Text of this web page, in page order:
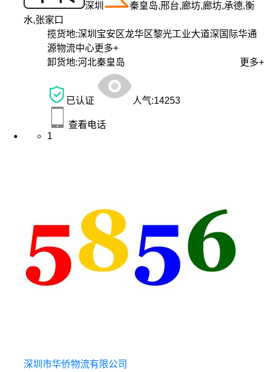
深圳
秦皇岛,邢台,廊坊,廊坊,承德,衡
水,张家口
揽货地:深圳宝安区龙华区黎光工业大道深国际华通
源物流中心更多+
卸货地:河北秦皇岛 更多+
已认证 人气:14253
查看电话
1
深圳市华侨物流有限公司